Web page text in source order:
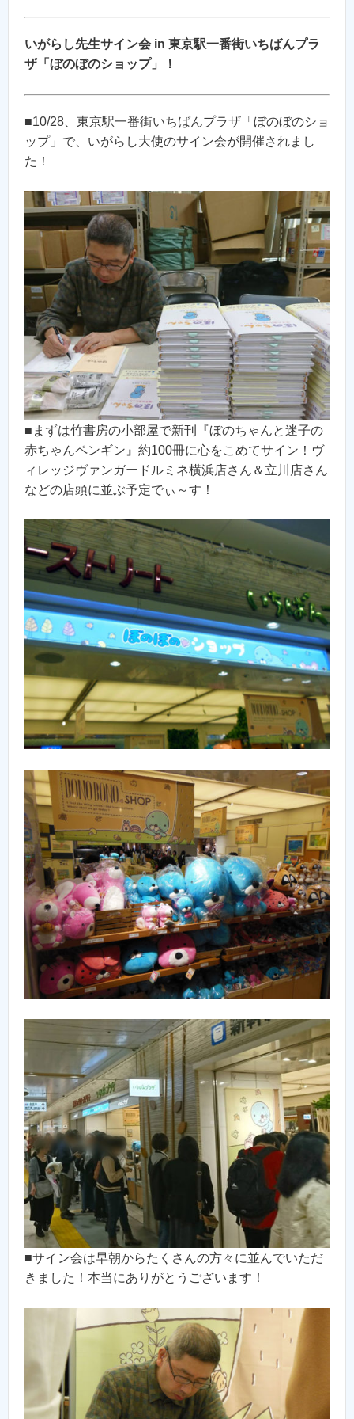
いがらし先生サイン会 in 東京駅一番街いちばんプラ
ザ「ぼのぼのショップ」！
■10/28、東京駅一番街いちばんプラザ「ぼのぼのショ
ップ」で、いがらし大使のサイン会が開催されまし
た！
■まずは竹書房の小部屋で新刊『ぼのちゃんと迷子の
赤ちゃんペンギン』約100冊に心をこめてサイン！ヴ
ィレッジヴァンガードルミネ横浜店さん＆立川店さん
などの店頭に並ぶ予定でぃ～す！
■サイン会は早朝からたくさんの方々に並んでいただ
きました！本当にありがとうございます！